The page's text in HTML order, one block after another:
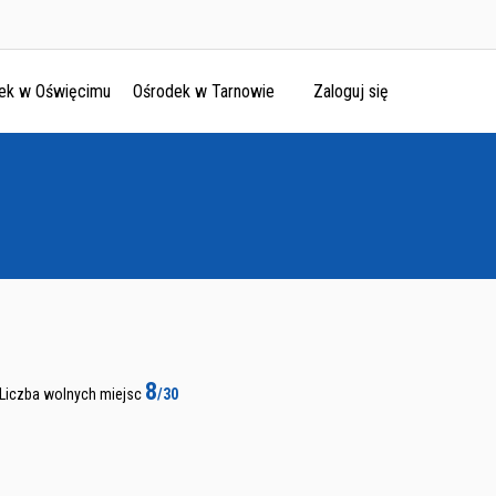
w Oświęcimu Ośrodek w Tarnowie Zaloguj się
Liczba wolnych miejsc 8/30